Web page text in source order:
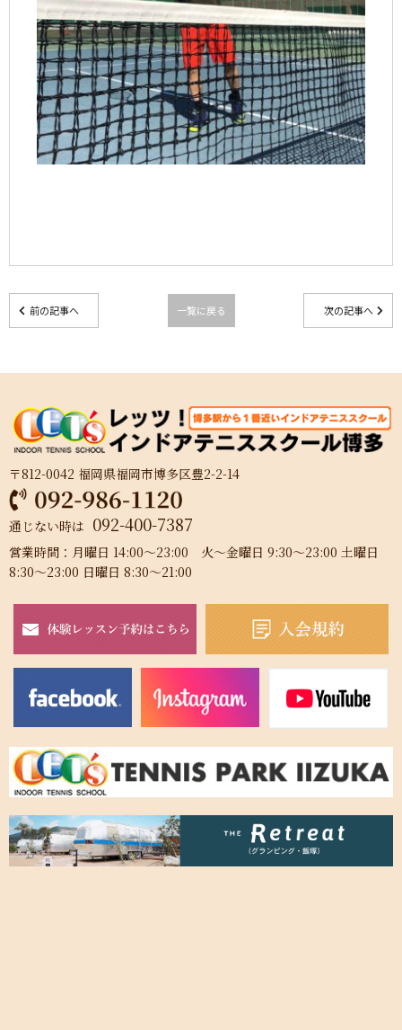
前の記事へ 一覧に戻る 次の記事へ
〒812-0042 福岡県福岡市博多区豊2-2-14
通じない時は 092-400-7387
営業時間：月曜日 14:00～23:00 火～金曜日 9:30～23:00 土曜日
8:30～23:00 日曜日 8:30～21:00